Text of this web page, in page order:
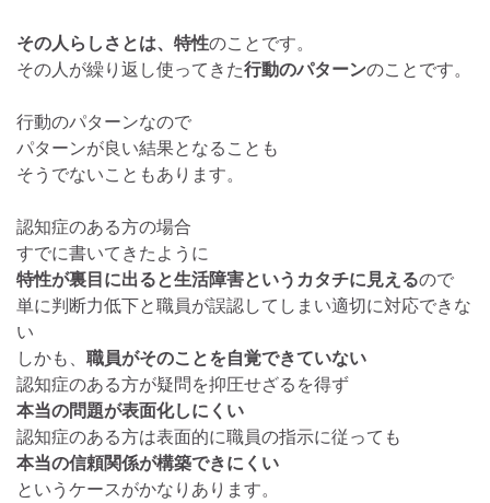
その人らしさとは、特性のことです。
その人が繰り返し使ってきた行動のパターンのことです。
行動のパターンなので
パターンが良い結果となることも
そうでないこともあります。
認知症のある方の場合
すでに書いてきたように
特性が裏目に出ると生活障害というカタチに見えるので
単に判断力低下と職員が誤認してしまい適切に対応できな
い
しかも、 職員がそのことを自覚できていない
認知症のある方が疑問を抑圧せざるを得ず
本当の問題が表面化しにくい
認知症のある方は表面的に職員の指示に従っても
本当の信頼関係が構築できにくい
というケースがかなりあります。